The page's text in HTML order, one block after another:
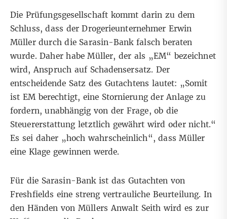
Die Prüfungsgesellschaft kommt darin zu dem
Schluss, dass der Drogerieunternehmer Erwin
Müller durch die Sarasin-Bank falsch beraten
wurde. Daher habe Müller, der als „EM“ bezeichnet
wird, Anspruch auf Schadensersatz. Der
entscheidende Satz des Gutachtens lautet: „Somit
ist EM berechtigt, eine Stornierung der Anlage zu
fordern, unabhängig von der Frage, ob die
Steuererstattung letztlich gewährt wird oder nicht.“
Es sei daher „hoch wahrscheinlich“, dass Müller
eine Klage gewinnen werde.
Für die Sarasin-Bank ist das Gutachten von
Freshfields eine streng vertrauliche Beurteilung. In
den Händen von Müllers Anwalt Seith wird es zur